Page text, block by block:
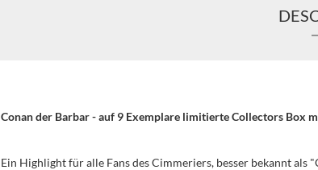
Conan der Barbar - auf 9 Exemplare limitierte Collectors
Ein Highlight für alle Fans des Cimmeriers, besser bekannt